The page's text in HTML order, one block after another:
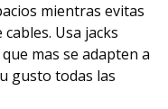
mientras evitas
Usa jacks
mas se adapten a
gusto todas las